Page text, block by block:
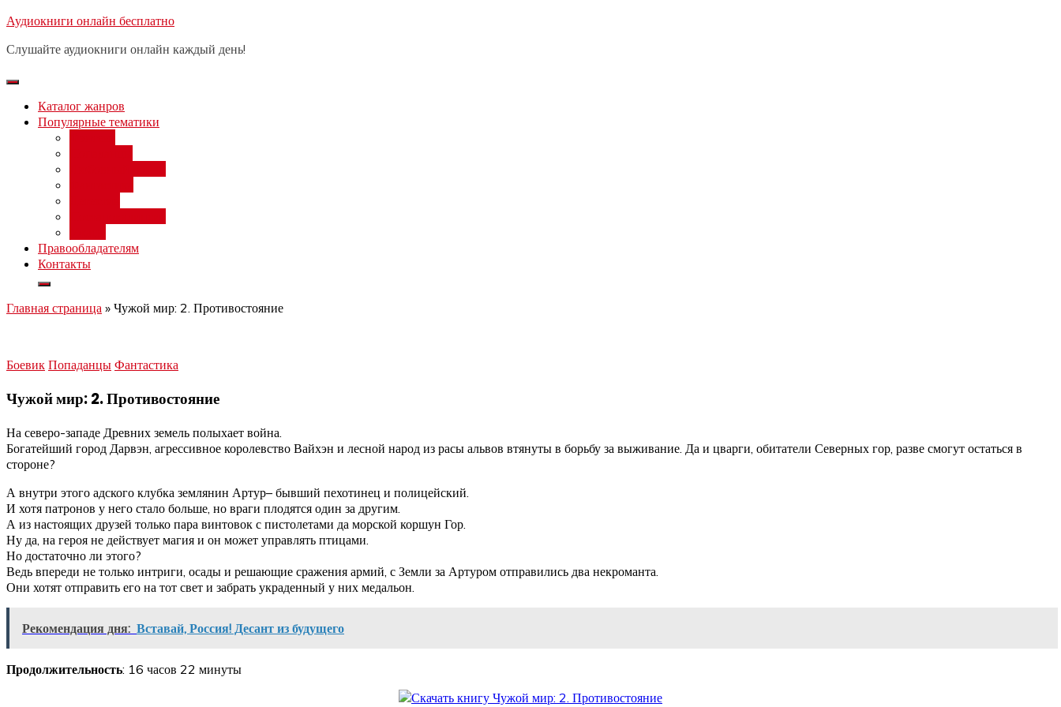
Перейти
содержимому
Аудиокниги онлайн бесплатно
Слушайте аудиокниги онлайн каждый день!
Каталог жанров
Популярные тематики
Правообладателям
Контакты
Главная страница » Чужой мир: 2. Противостояние
Боевик Попаданцы Фантастика
Чужой мир: 2. Противостояние
На северо-западе Древних земель полыхает война.
Богатейший город Дарвэн, агрессивное королевство Вайхэн и лесной народ из расы альвов втянуты в борьбу за выживание. Да и цварги, обитатели Северных гор, разве смогут остаться в
стороне?
А внутри этого адского клубка землянин Артур– бывший пехотинец и полицейский.
И хотя патронов у него стало больше, но враги плодятся один за другим.
А из настоящих друзей только пара винтовок с пистолетами да морской коршун Гор.
Ну да, на героя не действует магия и он может управлять птицами.
Но достаточно ли этого?
Ведь впереди не только интриги, осады и решающие сражения армий, с Земли за Артуром отправились два некроманта.
Они хотят отправить его на тот свет и забрать украденный у них медальон.
Рекомендация дня: Вставай, Россия! Десант из будущего
Продолжительность: 16 часов 22 минуты